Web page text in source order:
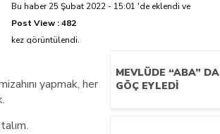
Bu haber 25 Şubat 2022 - 15:01 'de eklendi ve
Post View :482
kez görüntülendi.
yapmak, her
MEVLÜDE “ABA” DA
GÖÇ EYLEDI